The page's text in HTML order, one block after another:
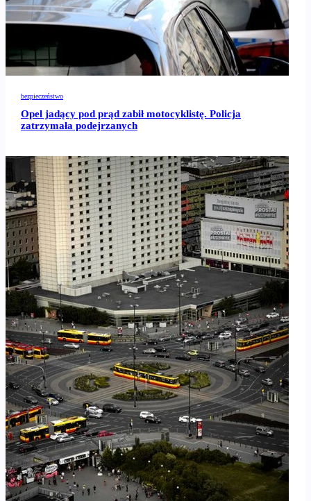
bezpieczeństwo
Opel jadący pod prąd zabił motocyklistę. Policja
zatrzymała podejrzanych